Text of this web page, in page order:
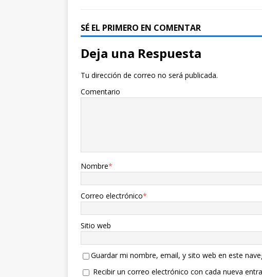
SÉ EL PRIMERO EN COMENTAR
Deja una Respuesta
Tu dirección de correo no será publicada.
Comentario
Nombre*
Correo electrónico*
Sitio web
Guardar mi nombre, email, y sito web en este
Recibir un correo electrónico con cada nueva